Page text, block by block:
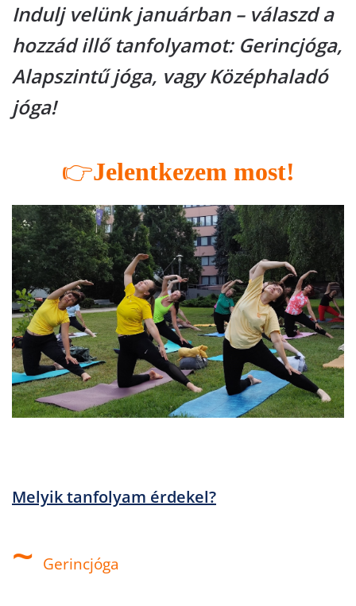
Indulj velünk januárban – válaszd a
hozzád illő tanfolyamot: Gerincjóga,
Alapszintű jóga, vagy Középhaladó
jóga!
👉Jelentkezem most!
Melyik tanfolyam érdekel?
~ Gerincjóga